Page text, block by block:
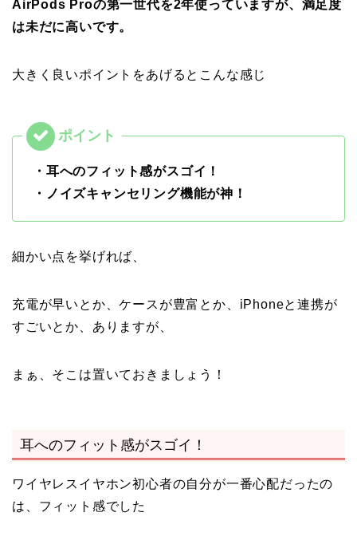
AirPods Proの第一世代を2年使っていますが、満足度
は未だに高いです。
大きく良いポイントをあげるとこんな感じ
・耳へのフィット感がスゴイ！
・ノイズキャンセリング機能が神！
細かい点を挙げれば、
充電が早いとか、ケースが豊富とか、iPhoneと連携が
すごいとか、ありますが、
まぁ、そこは置いておきましょう！
耳へのフィット感がスゴイ！
ワイヤレスイヤホン初心者の自分が一番心配だったの
は、フィット感でした